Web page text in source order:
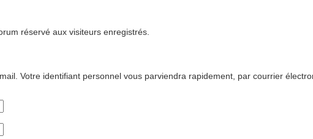
Vous avez demandé à intervenir sur un forum réservé aux visiteurs enregistrés.
Votre identifiant personnel vous parviendra rapidement, par courrier